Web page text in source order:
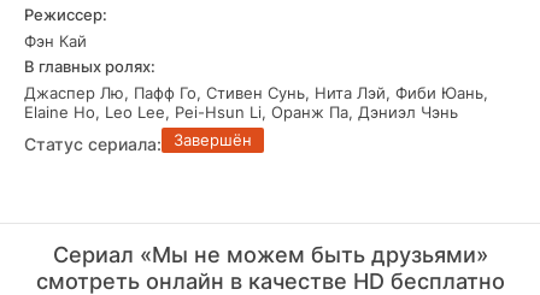
драма рассказывает о разрушительных чувствах,
которые способны сделать действующих героев
неповторимо счастливыми.
Режиссер:
Фэн Кай
В главных ролях:
Джаспер Лю, Пафф Го, Стивен Сунь, Нита Лэй, Фиби Юань,
Elaine Ho, Leo Lee, Pei-Hsun Li, Оранж Па, Дэниэл Чэнь
Статус сериала: Завершён
Сериал «Мы не можем быть друзьями»
смотреть онлайн в качестве HD бесплатно